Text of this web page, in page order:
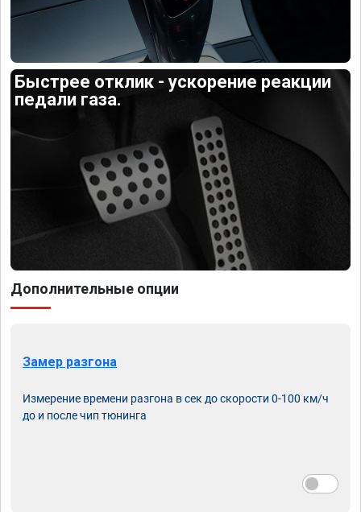
Быстрее отклик - ускорение реакции
педали газа.
Дополнительные опции
Замер разгона
Измерение времени разгона в сек до скорости 0-100 км/ч
до и после чип тюнинга